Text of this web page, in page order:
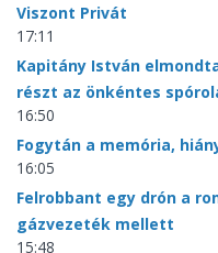
Viszont Privát
17:11
Kapitány István
részt az önkéntes
16:50
Fogytán a memória,
16:05
Felrobbant egy drón a
gázvezeték mellett
15:48